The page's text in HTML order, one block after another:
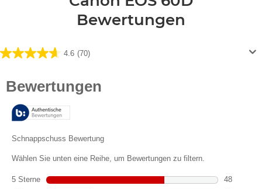
Bewertungen
4.6 (70)
4.6
Sternen.
Bewertungen